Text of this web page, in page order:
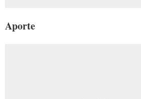
Aporte